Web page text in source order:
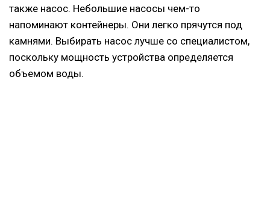
также насос. Небольшие насосы чем-то
напоминают контейнеры. Они легко прячутся под
камнями. Выбирать насос лучше со специалистом,
поскольку мощность устройства определяется
объемом воды.